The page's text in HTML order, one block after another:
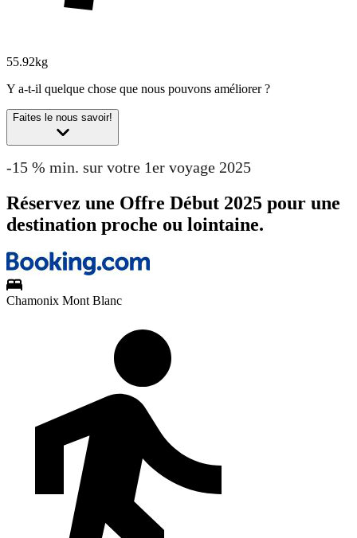
55.92kg
Y a-t-il quelque chose que nous pouvons améliorer ?
Faites le nous savoir!
-15 % min. sur votre 1er voyage 2025
Réservez une Offre Début 2025 pour une
destination proche ou lointaine.
Chamonix Mont Blanc